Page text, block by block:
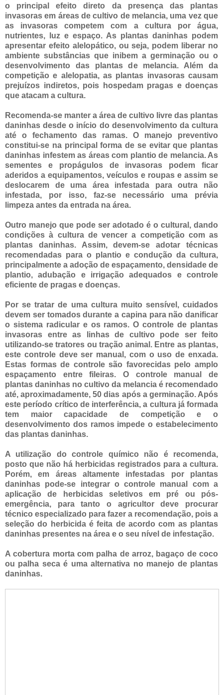
o principal efeito direto da presença das plantas
invasoras em áreas de cultivo de melancia, uma vez que
as invasoras competem com a cultura por água,
nutrientes, luz e espaço. As plantas daninhas podem
apresentar efeito alelopático, ou seja, podem liberar no
ambiente substâncias que inibem a germinação ou o
desenvolvimento das plantas de melancia. Além da
competição e alelopatia, as plantas invasoras causam
prejuízos indiretos, pois hospedam pragas e doenças
que atacam a cultura.
Recomenda-se manter a área de cultivo livre das plantas
daninhas desde o início do desenvolvimento da cultura
até o fechamento das ramas. O manejo preventivo
constitui-se na principal forma de se evitar que plantas
daninhas infestem as áreas com plantio de melancia. As
sementes e propágulos de invasoras podem ficar
aderidos a equipamentos, veículos e roupas e assim se
deslocarem de uma área infestada para outra não
infestada, por isso, faz-se necessário uma prévia
limpeza antes da entrada na área.
Outro manejo que pode ser adotado é o cultural, dando
condições à cultura de vencer a competição com as
plantas daninhas. Assim, devem-se adotar técnicas
recomendadas para o plantio e condução da cultura,
principalmente a adoção de espaçamento, densidade de
plantio, adubação e irrigação adequados e controle
eficiente de pragas e doenças.
Por se tratar de uma cultura muito sensível, cuidados
devem ser tomados durante a capina para não danificar
o sistema radicular e os ramos. O controle de plantas
invasoras entre as linhas de cultivo pode ser feito
utilizando-se tratores ou tração animal. Entre as plantas,
este controle deve ser manual, com o uso de enxada.
Estas formas de controle são favorecidas pelo amplo
espaçamento entre fileiras. O controle manual de
plantas daninhas no cultivo da melancia é recomendado
até, aproximadamente, 50 dias após a germinação. Após
este período crítico de interferência, a cultura já formada
tem maior capacidade de competição e o
desenvolvimento dos ramos impede o estabelecimento
das plantas daninhas.
A utilização do controle químico não é recomenda,
posto que não há herbicidas registrados para a cultura.
Porém, em áreas altamente infestadas por plantas
daninhas pode-se integrar o controle manual com a
aplicação de herbicidas seletivos em pré ou pós-
emergência, para tanto o agricultor deve procurar
técnico especializado para fazer a recomendação, pois a
seleção do herbicida é feita de acordo com as plantas
daninhas presentes na área e o seu nível de infestação.
A cobertura morta com palha de arroz, bagaço de coco
ou palha seca é uma alternativa no manejo de plantas
daninhas.